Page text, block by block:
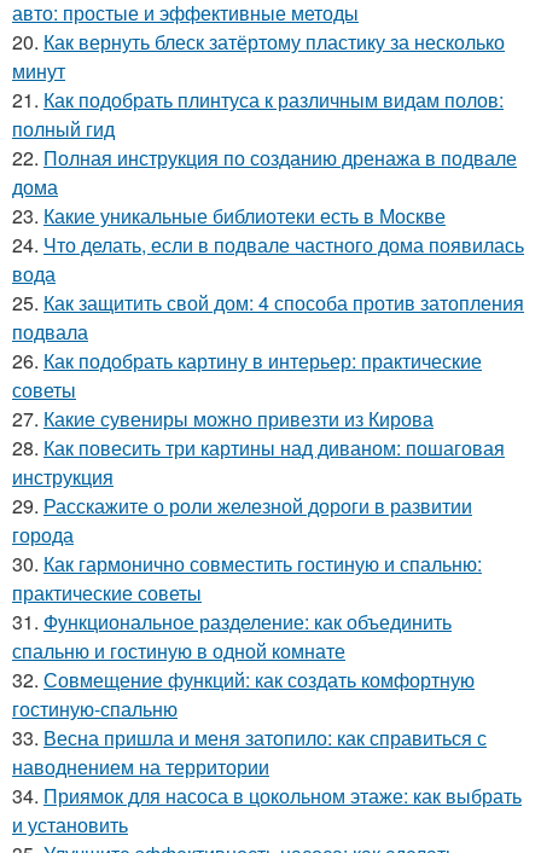
авто: простые и эффективные методы
20. Как вернуть блеск затёртому пластику за несколько
минут
21. Как подобрать плинтуса к различным видам полов:
полный гид
22. Полная инструкция по созданию дренажа в подвале
дома
23. Какие уникальные библиотеки есть в Москве
24. Что делать, если в подвале частного дома появилась
вода
25. Как защитить свой дом: 4 способа против затопления
подвала
26. Как подобрать картину в интерьер: практические
советы
27. Какие сувениры можно привезти из Кирова
28. Как повесить три картины над диваном: пошаговая
инструкция
29. Расскажите о роли железной дороги в развитии
города
30. Как гармонично совместить гостиную и спальню:
практические советы
31. Функциональное разделение: как объединить
спальню и гостиную в одной комнате
32. Совмещение функций: как создать комфортную
гостиную-спальню
33. Весна пришла и меня затопило: как справиться с
наводнением на территории
34. Приямок для насоса в цокольном этаже: как выбрать
и установить